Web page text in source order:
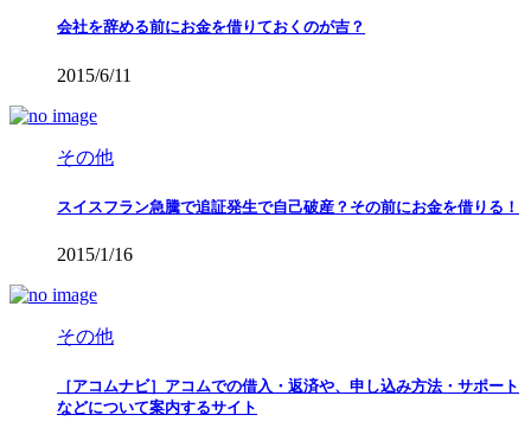
会社を辞める前にお金を借りておくのが吉？
2015/6/11
その他
スイスフラン急騰で追証発生で自己破産？その前にお金を借りる！
2015/1/16
その他
［アコムナビ］アコムでの借入・返済や、申し込み方法・サポート
などについて案内するサイト